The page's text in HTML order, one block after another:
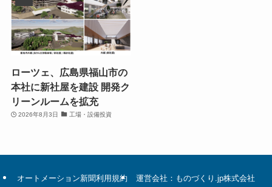
ローツェ、広島県福山市の
本社に新社屋を建設 開発ク
リーンルームを拡充
2026年8月3日 工場・設備投資
オートメーション新聞利用規約 運営会社：ものづくり.jp株式会社